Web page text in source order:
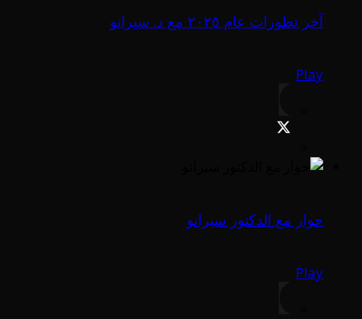
آخر تطورات عام ٢٠٢٥ مع د. سيرانو
Play
حوار مع الدكتور سيرانو
Play